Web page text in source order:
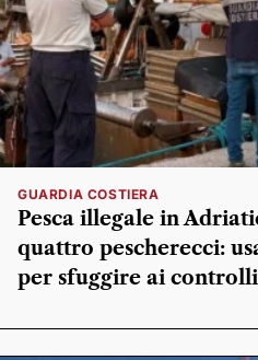
GUARDIA COSTIERA
Pesca illegale in
quattro pescherecci:
per sfuggire ai controlli